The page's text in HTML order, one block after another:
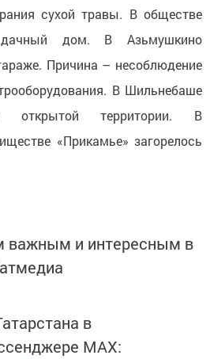
сухой травы. В обществе
дачный дом. В Азьмушкино
Причина – несоблюдение
В Шильнебаше
территории. В
«Прикамье» загорелось
важным и интересным в
в
MАХ: